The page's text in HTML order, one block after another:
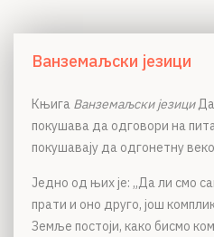
Ванземаљски језици
Књига Ванземаљски језици
покушава да одговори на
покушавају да одгонетну
Једно од њих је: „Да ли смо
прати и оно друго, још
Земље постоји, како бисмо